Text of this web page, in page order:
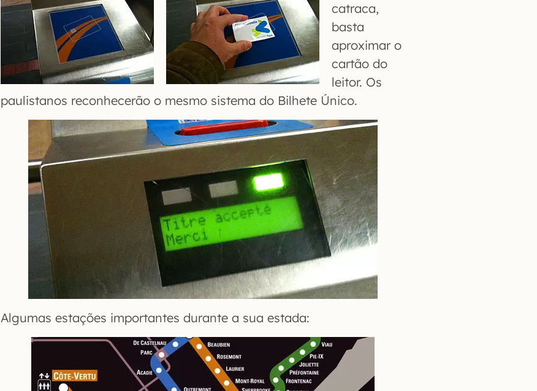
catraca,
basta
aproximar o
cartão do
leitor. Os
paulistanos reconhecerão o mesmo sistema do Bilhete Único.
Algumas estações importantes durante a sua estada: